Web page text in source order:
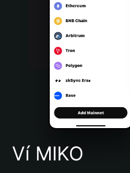
Português (Portugal)
Bahasa Indonesia
Português (Brasil)
Español (Argentina)
Ví MIKO